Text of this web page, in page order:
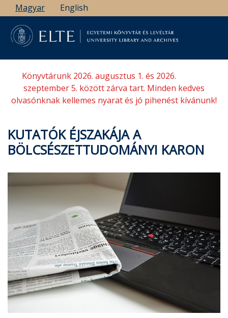
Ugrás
a
tartalomra
Magyar English
Könyvtárunk 2026. augusztus 1. és 2026.
szeptember 5. között zárva tart. Minden kedves
olvasónknak kellemes nyarat és jó pihenést kívánunk!
KUTATÓK ÉJSZAKÁJA A
BÖLCSÉSZETTUDOMÁNYI KARON